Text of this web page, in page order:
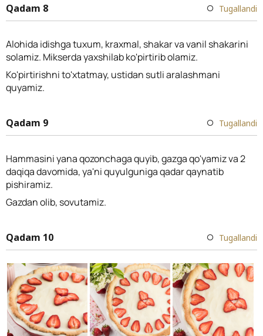
Qadam 8 Tugallandi
Alohida idishga tuxum, kraxmal, shakar va vanil shakarini
solamiz. Mikserda yaxshilab ko'pirtirib olamiz.
Ko'pirtirishni to'xtatmay, ustidan sutli aralashmani
quyamiz.
Qadam 9 Tugallandi
Hammasini yana qozonchaga quyib, gazga qo'yamiz va 2
daqiqa davomida, ya'ni quyulguniga qadar qaynatib
pishiramiz.
Gazdan olib, sovutamiz.
Qadam 10 Tugallandi